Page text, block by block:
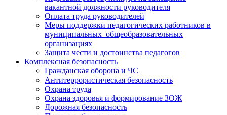
вакантной должности руководителя
Оплата труда руководителей
Меры поддержки педагогических работников в
муниципальных общеобразовательных
организациях
Защита чести и достоинства педагогов
Комплексная безопасность
Гражданская оборона и ЧС
Антитеррористическая безопасность
Охрана труда
Охрана здоровья и формирование ЗОЖ
Дорожная безопасность